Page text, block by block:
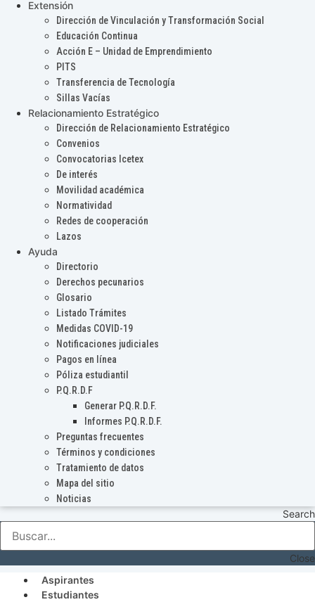
Extensión
Dirección de Vinculación y Transformación Social
Educación Continua
Acción E – Unidad de Emprendimiento
PITS
Transferencia de Tecnología
Sillas Vacías
Relacionamiento Estratégico
Dirección de Relacionamiento Estratégico
Convenios
Convocatorias Icetex
De interés
Movilidad académica
Normatividad
Redes de cooperación
Lazos
Ayuda
Directorio
Derechos pecunarios
Glosario
Listado Trámites
Medidas COVID-19
Notificaciones judiciales
Pagos en línea
Póliza estudiantil
P.Q.R.D.F
Generar P.Q.R.D.F.
Informes P.Q.R.D.F.
Preguntas frecuentes
Términos y condiciones
Tratamiento de datos
Mapa del sitio
Noticias
Search
Close
Aspirantes
Estudiantes